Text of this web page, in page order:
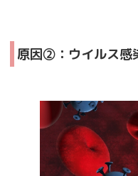
原因②：ウイルス感